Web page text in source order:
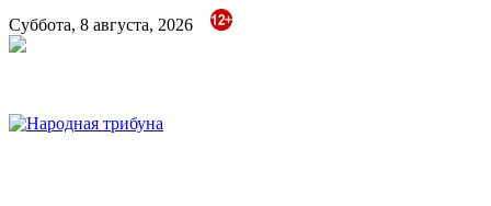
Суббота, 8 августа, 2026